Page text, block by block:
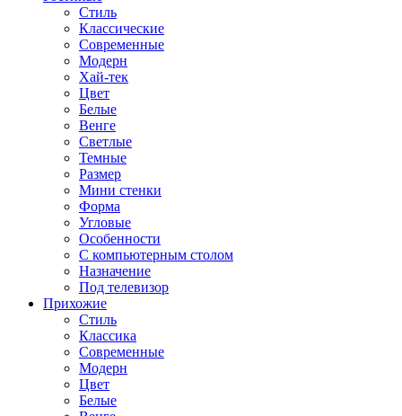
Стиль
Классические
Современные
Модерн
Хай-тек
Цвет
Белые
Венге
Светлые
Темные
Размер
Мини стенки
Форма
Угловые
Особенности
С компьютерным столом
Назначение
Под телевизор
Прихожие
Стиль
Классика
Современные
Модерн
Цвет
Белые